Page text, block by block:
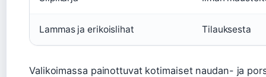
Lammas ja erikoislihat Tilauksesta
Valikoimassa painottuvat kotimaiset naudan- ja